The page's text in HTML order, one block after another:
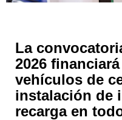
La
2026
vehículos de
instalación de
recarga en